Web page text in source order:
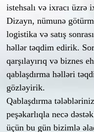
istehsalı və ixracı üzrə
Dizayn, nümunə
logistika və satış
həllər təqdim edirik.
qarşılayırıq və biznes
qablaşdırma həlləri
gözləyirik.
Qablaşdırma
peşəkarlıqla necə
üçün bu gün bizimlə